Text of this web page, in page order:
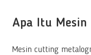
Apa Itu
Mesin cutting